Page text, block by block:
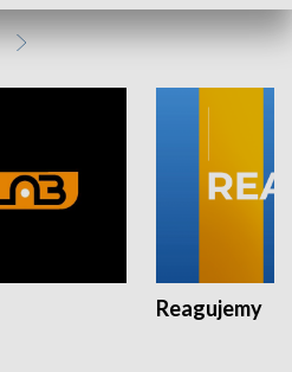
Reagujemy